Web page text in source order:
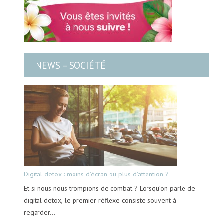
NEWS – SOCIÉTÉ
Digital detox : moins d’écran ou plus d’attention ?
Et si nous nous trompions de combat ? Lorsqu’on parle de
digital detox, le premier réflexe consiste souvent à
regarder…